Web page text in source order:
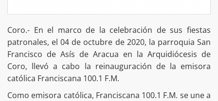
Coro.- En el marco de la celebración de sus fiestas
patronales, el 04 de octubre de 2020, la parroquia San
Francisco de Asís de Aracua en la Arquidiócesis de
Coro, llevó a cabo la reinauguración de la emisora
católica Franciscana 100.1 F.M.
Como emisora católica, Franciscana 100.1 F.M. se une a